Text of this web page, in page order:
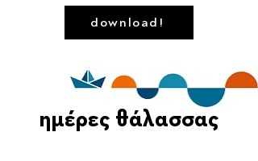
download!
ημέρες θάλασσας